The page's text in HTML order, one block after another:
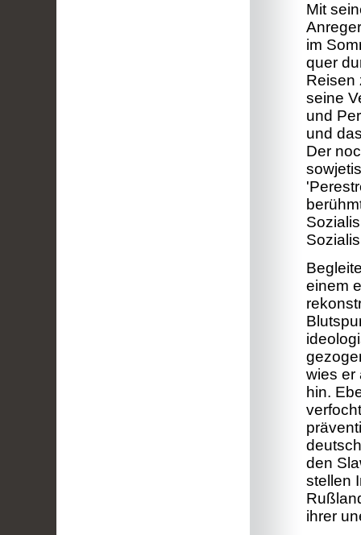
Mit
im
quer
Reisen
seine
und
und
Der
einem
wies er
hin.
den
stellen
ihrer